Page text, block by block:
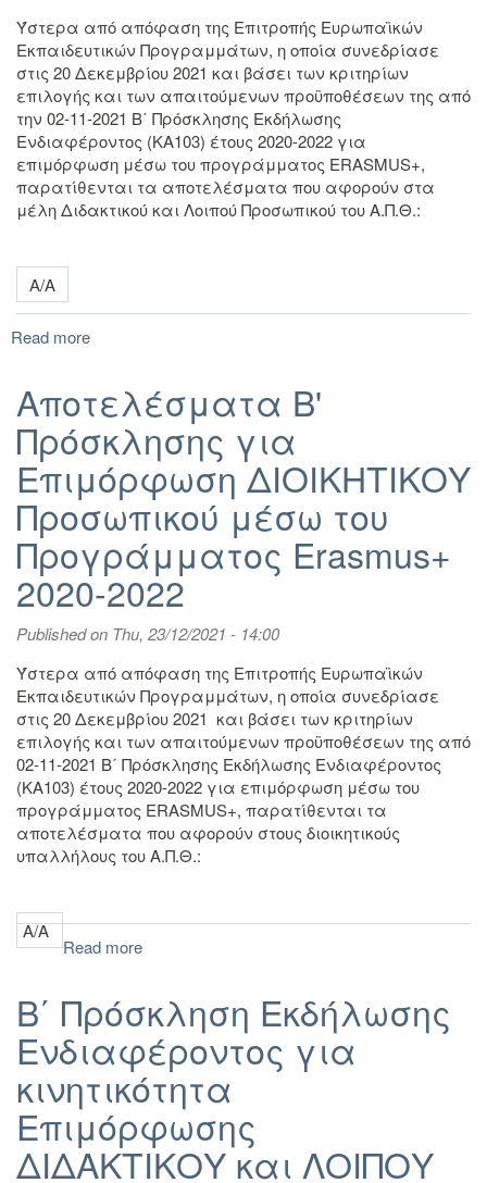
ακαδ.
έτους
2020-
2022
Ύστερα από απόφαση της Επιτροπής Ευρωπαϊκών
Εκπαιδευτικών Προγραμμάτων, η οποία συνεδρίασε
στις 20 Δεκεμβρίου 2021 και βάσει των κριτηρίων
επιλογής και των απαιτούμενων προϋποθέσεων της από
την 02-11-2021 Β΄ Πρόσκλησης Εκδήλωσης
Ενδιαφέροντος (ΚΑ103) έτους 2020-2022 για
επιμόρφωση μέσω του προγράμματος ERASMUS+,
παρατίθενται τα αποτελέσματα που αφορούν στα
μέλη Διδακτικού και Λοιπού Προσωπικού του Α.Π.Θ.:
Α/Α
Read more
Πρόσκλησης
Επιμόρφωση
ΔΙΔΑΚΤΙΚΟΥ
Προσωπικού
μέσω
Προγράμματος
Erasmus+
2020-
2022
Αποτελέσματα B'
Πρόσκλησης για
Επιμόρφωση ΔΙΟΙΚΗΤΙΚΟΥ
Προσωπικού μέσω του
Προγράμματος Erasmus+
2020-2022
Published on Thu, 23/12/2021 - 14:00
Ύστερα από απόφαση της Επιτροπής Ευρωπαϊκών
Εκπαιδευτικών Προγραμμάτων, η οποία συνεδρίασε
στις 20 Δεκεμβρίου 2021 και βάσει των κριτηρίων
επιλογής και των απαιτούμενων προϋποθέσεων της από
02-11-2021 Β΄ Πρόσκλησης Εκδήλωσης Ενδιαφέροντος
(ΚΑ103) έτους 2020-2022 για επιμόρφωση μέσω του
προγράμματος ERASMUS+, παρατίθενται τα
αποτελέσματα που αφορούν στους διοικητικούς
υπαλλήλους του Α.Π.Θ.:
Α/Α
Read more
Πρόσκλησης
για
Επιμόρφωση
ΔΙΟΙΚΗΤΙΚΟΥ
Προσωπικού
μέσω
του
Προγράμματος
Β΄ Πρόσκληση Εκδήλωσης
Ενδιαφέροντος για
κινητικότητα
Επιμόρφωσης
ΔΙΔΑΚΤΙΚΟΥ και ΛΟΙΠΟΥ